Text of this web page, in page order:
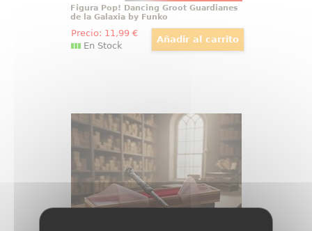
Figura Pop! Dancing Groot Guardianes
de la Galaxia by Funko
Precio: 11 ,99€
En Stock
Varita de Harry Potter Ollivander
Varita de Harry Potter original con
licencia oficial, diseñada para
convertir cualquier colección en
una pieza con presencia propia
desde el primer vistazo. Esta
réplica de Harry Potter a escala
1:1 reúne acabado cuidado